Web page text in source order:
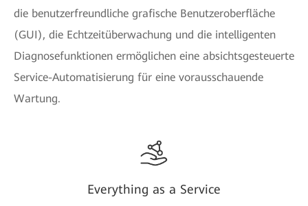
die benutzerfreundliche grafische Benutzeroberfläche
(GUI), die Echtzeitüberwachung und die intelligenten
Diagnosefunktionen ermöglichen eine absichtsgesteuerte
Service-Automatisierung für eine vorausschauende
Wartung.
Everything as a Service